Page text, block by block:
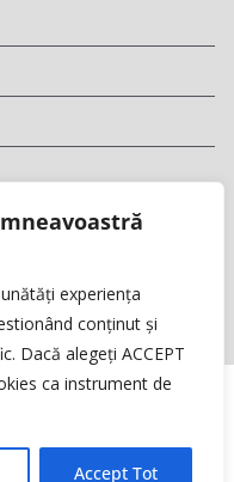
experiența
conținut și
Dacă alegeți ACCEPT
ca instrument de
Accept Tot